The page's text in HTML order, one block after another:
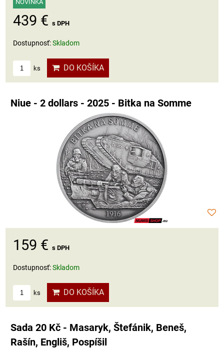
NOVINKA
439 € s DPH
Dostupnosť:Skladom
ks DO KOŠÍKA
Niue - 2 dollars - 2025 - Bitka na Somme
159 € s DPH
Dostupnosť:Skladom
ks DO KOŠÍKA
Sada 20 Kč - Masaryk, Štefánik, Beneš,
Rašín, Engliš, Pospíšil